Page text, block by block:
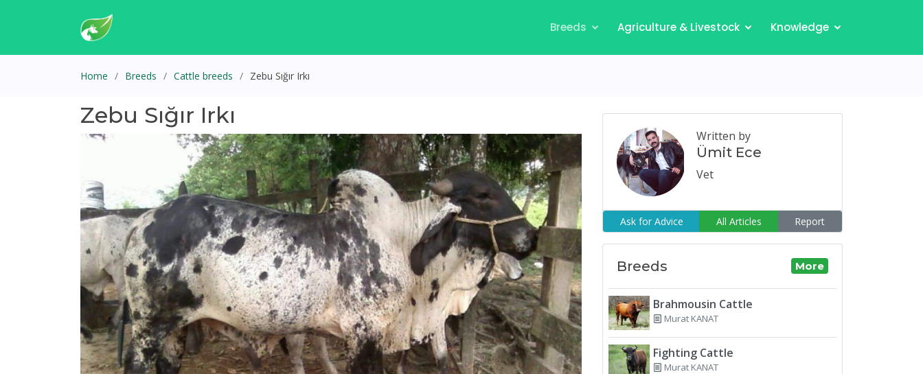
Breeds Agriculture & Livestock Knowledge
Home Breeds Cattle breeds Zebu Sığır Irkı
Zebu Sığır Irkı
Written by
Ümit Ece
Vet
Ask for Advice All Articles Report
Breeds More
Brahmousin Cattle
Murat KANAT
Fighting Cattle
Murat KANAT